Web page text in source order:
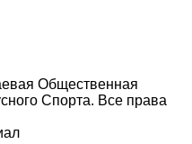
Общественная
Спорта. Все права